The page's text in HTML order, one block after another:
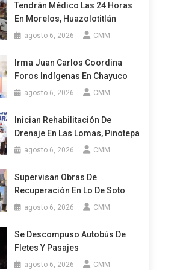
Tendrán Médico Las 24 Horas
En Morelos, Huazolotitlán
agosto 6, 2026 CMM
Irma Juan Carlos Coordina
Foros Indígenas En Chayuco
agosto 6, 2026 CMM
Inician Rehabilitación De
Drenaje En Las Lomas, Pinotepa
agosto 6, 2026 CMM
Supervisan Obras De
Recuperación En Lo De Soto
agosto 6, 2026 CMM
Se Descompuso Autobús De
Fletes Y Pasajes
agosto 6, 2026 CMM